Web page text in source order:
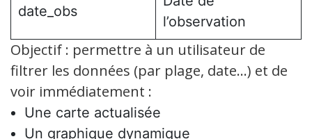
date_obs
l’observation
Objectif : permettre à un utilisateur de
filtrer les données (par plage, date…) et de
voir immédiatement :
Une carte actualisée
Un graphique dynamique